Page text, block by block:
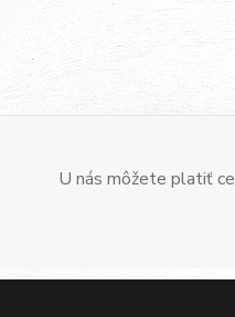
U nás môžete platiť